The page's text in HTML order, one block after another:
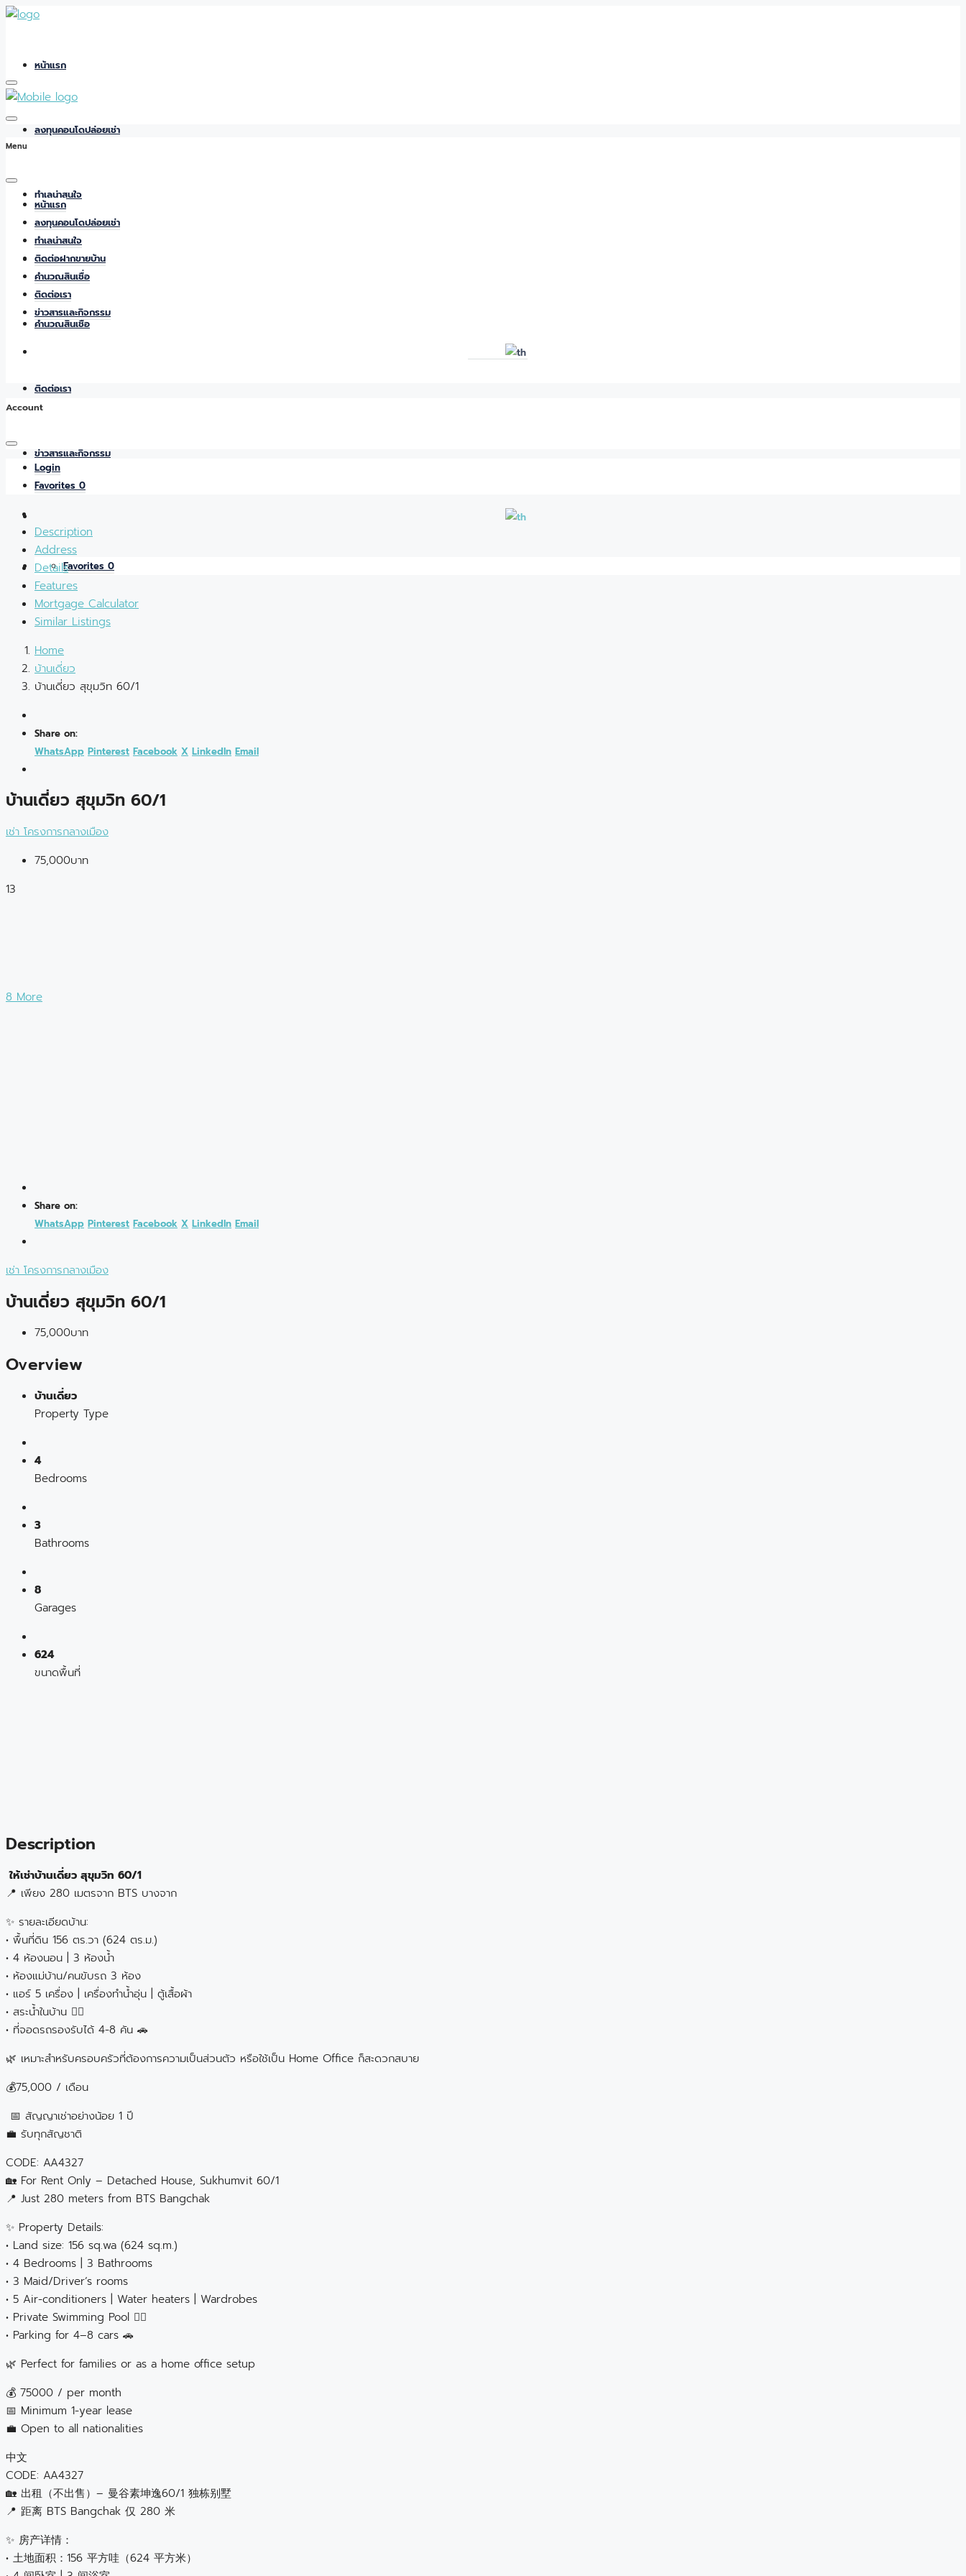
หน้าแรก
ลงทุนคอนโดปล่อยเช่า
ทำเลน่าสนใจ
ติดต่อฝากขายบ้าน
คำนวณสินเชื่อ
ติดต่อเรา
ข่าวสารและกิจกรรม
Favorites 0
Menu
หน้าแรก
ลงทุนคอนโดปล่อยเช่า
ทำเลน่าสนใจ
ติดต่อฝากขายบ้าน
คำนวณสินเชื่อ
ติดต่อเรา
ข่าวสารและกิจกรรม
Account
Login
Favorites 0
Description
Address
Details
Features
Mortgage Calculator
Similar Listings
Home
บ้านเดี่ยว
บ้านเดี่ยว สุขุมวิท 60/1
Share on:
WhatsApp Pinterest Facebook X LinkedIn Email
บ้านเดี่ยว สุขุมวิท 60/1
เช่า โครงการกลางเมือง
75,000บาท
13
8 More
Share on:
WhatsApp Pinterest Facebook X LinkedIn Email
เช่า โครงการกลางเมือง
บ้านเดี่ยว สุขุมวิท 60/1
75,000บาท
Overview
บ้านเดี่ยว
Property Type
4
Bedrooms
3
Bathrooms
8
Garages
624
ขนาดพื้นที่
Description
ให้เช่าบ้านเดี่ยว สุขุมวิท 60/1
📍 เพียง 280 เมตรจาก BTS บางจาก
✨ รายละเอียดบ้าน:
• พื้นที่ดิน 156 ตร.วา (624 ตร.ม.)
• 4 ห้องนอน | 3 ห้องน้ำ
• ห้องแม่บ้าน/คนขับรถ 3 ห้อง
• แอร์ 5 เครื่อง | เครื่องทำน้ำอุ่น | ตู้เสื้อผ้า
• สระน้ำในบ้าน 🏊‍♀️
• ที่จอดรถรองรับได้ 4-8 คัน 🚗
🌿 เหมาะสำหรับครอบครัวที่ต้องการความเป็นส่วนตัว หรือใช้เป็น Home Office ก็สะดวกสบาย
💰75,000 / เดือน
📅 สัญญาเช่าอย่างน้อย 1 ปี
💼 รับทุกสัญชาติ
CODE: AA4327
🏡 For Rent Only – Detached House, Sukhumvit 60/1
📍 Just 280 meters from BTS Bangchak
✨ Property Details:
• Land size: 156 sq.wa (624 sq.m.)
• 4 Bedrooms | 3 Bathrooms
• 3 Maid/Driver’s rooms
• 5 Air-conditioners | Water heaters | Wardrobes
• Private Swimming Pool 🏊‍♂️
• Parking for 4–8 cars 🚗
🌿 Perfect for families or as a home office setup
💰 75000 / per month
📅 Minimum 1-year lease
💼 Open to all nationalities
中文
CODE: AA4327
🏡 出租（不出售）– 曼谷素坤逸60/1 独栋别墅
📍 距离 BTS Bangchak 仅 280 米
✨ 房产详情：
• 土地面积：156 平方哇（624 平方米）